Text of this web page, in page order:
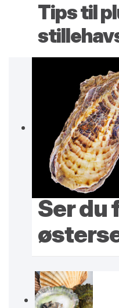
Tips til
Ser du